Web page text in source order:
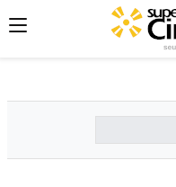
';';